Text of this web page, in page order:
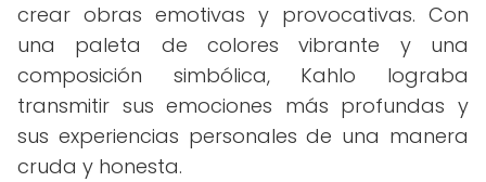
crear obras emotivas y provocativas. Con
una paleta de colores vibrante y una
composición simbólica, Kahlo lograba
transmitir sus emociones más profundas y
sus experiencias personales de una manera
cruda y honesta.